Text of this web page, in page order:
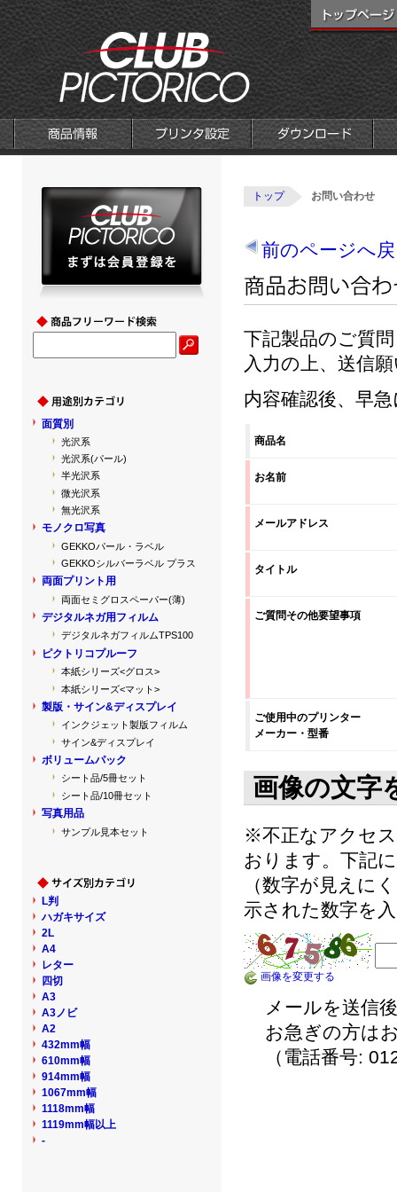
トップ お問い合わせ
前のページへ
下記製品のご質
入力の上、送信
内容確認後、早
商品名
お名前
メールアドレス
タイトル
ご質問その他要望事項
ご使用中のプリンター
メーカー・型番
画像の文字
※不正なアクセ
おります。下記
（数字が見えに
示された数字を
画像を変更する
メールを送信
お急ぎの方は
（電話番号:
面質別
光沢系
光沢系(パール)
半光沢系
微光沢系
無光沢系
モノクロ写真
GEKKOパール・ラベル
GEKKOシルバーラベル プラス
両面プリント用
両面セミグロスペーパー(薄)
デジタルネガ用フィルム
デジタルネガフィルムTPS100
ピクトリコプルーフ
本紙シリーズ<グロス>
本紙シリーズ<マット>
製版・サイン&ディスプレイ
インクジェット製版フィルム
サイン&ディスプレイ
ボリュームパック
シート品/5冊セット
シート品/10冊セット
写真用品
サンプル見本セット
L判
ハガキサイズ
2L
A4
レター
四切
A3
A3ノビ
A2
432mm幅
610mm幅
914mm幅
1067mm幅
1118mm幅
1119mm幅以上
-